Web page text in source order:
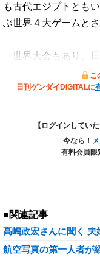
も古代エジプトとも
ぶ世界４大ゲームとさ
世界大会もあり、
こ
日刊ゲンダイDIGITALに
【ログインしてい
今なら！
有料会員限
■関連記事
髙嶋政宏さんに聞く
航空写真の第一人者が